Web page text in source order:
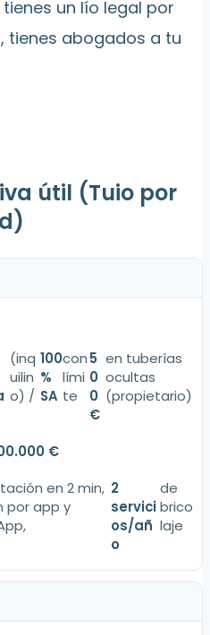
tienes un lío legal por
tienes abogados a tu
útil (Tuio por
(inq
uilin
o) /
100
%
SA
con
lími
te
5
0
0
€
en tuberías
ocultas
(propietario)
€
en 2 min,
por app y
2
servici
os/añ
o
de
brico
laje